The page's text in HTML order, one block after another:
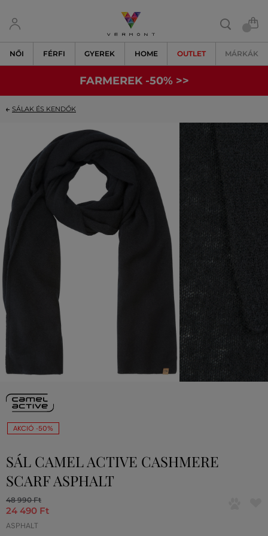
NŐI FÉRFI GYEREK HOME OUTLET MÁRKÁK
FARMEREK -50% >>
SÁLAK ÉS KENDŐK
AKCIÓ -50%
SÁL CAMEL ACTIVE CASHMERE
SCARF ASPHALT
48 990 Ft
24 490 Ft
ASPHALT